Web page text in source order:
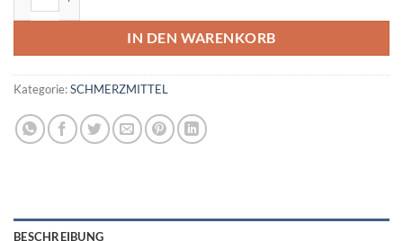
IN DEN WARENKORB
Kategorie:SCHMERZMITTEL
BESCHREIBUNG